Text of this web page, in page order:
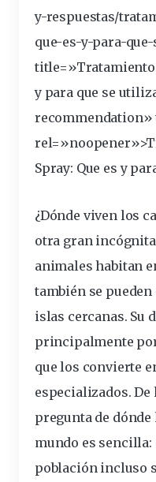
y-respuestas/
que-es-y-para-
title=»Tratamiento
y para que se
recommendation»
Spray: Que es y
¿Dónde viven los
otra gran
animales habitan
también se
islas cercanas. Su
principalmente
que los convierte
especializados.
pregunta de dónde
mundo es sencilla:
población incluso